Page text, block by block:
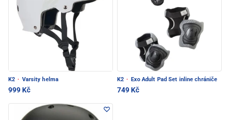
K2 · Varsity helma
999 Kč
K2 · Exo Adult Pad Set inline chrániče
749 Kč